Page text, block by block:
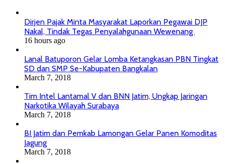
Dirjen Pajak Minta Masyarakat Laporkan Pegawai DJP
Nakal, Tindak Tegas Penyalahgunaan Wewenang
16 hours ago
Lanal Batuporon Gelar Lomba Ketangkasan PBN Tingkat
SD dan SMP Se-Kabupaten Bangkalan
March 7, 2018
Tim Intel Lantamal V dan BNN Jatim, Ungkap Jaringan
Narkotika Wilayah Surabaya
March 7, 2018
BI Jatim dan Pemkab Lamongan Gelar Panen Komoditas
Jagung
March 7, 2018